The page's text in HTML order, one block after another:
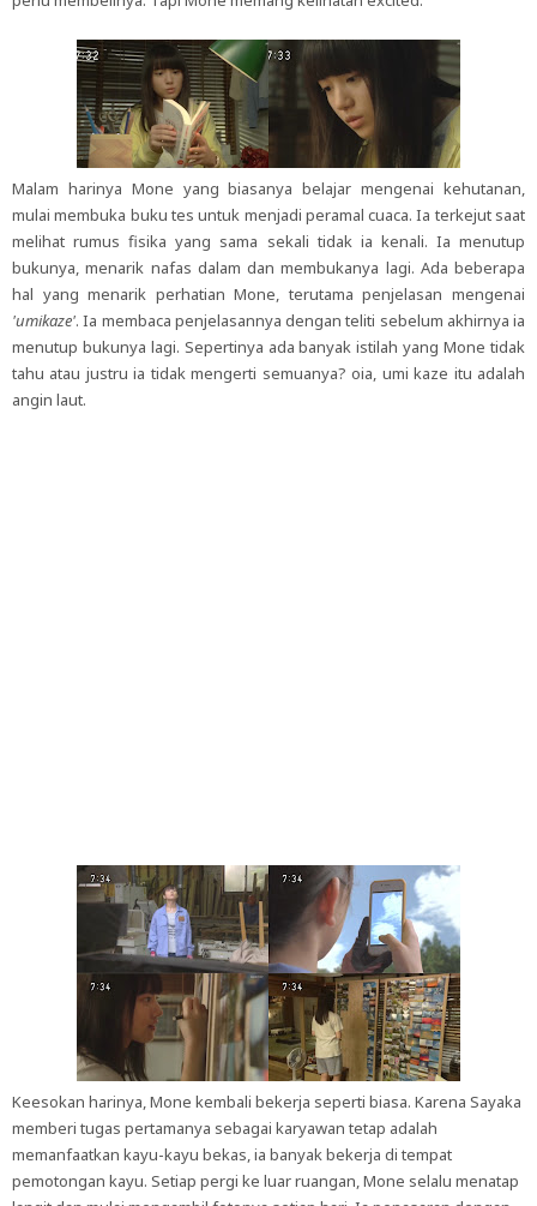
Malam harinya Mone yang biasanya belajar mengenai kehutanan,
mulai membuka buku tes untuk menjadi peramal cuaca. Ia terkejut saat
melihat rumus fisika yang sama sekali tidak ia kenali. Ia menutup
bukunya, menarik nafas dalam dan membukanya lagi. Ada beberapa
hal yang menarik perhatian Mone, terutama penjelasan mengenai
'umikaze'. Ia membaca penjelasannya dengan teliti sebelum akhirnya ia
menutup bukunya lagi. Sepertinya ada banyak istilah yang Mone tidak
tahu atau justru ia tidak mengerti semuanya? oia, umi kaze itu adalah
angin laut.
Keesokan harinya, Mone kembali bekerja seperti biasa. Karena Sayaka
memberi tugas pertamanya sebagai karyawan tetap adalah
memanfaatkan kayu-kayu bekas, ia banyak bekerja di tempat
pemotongan kayu. Setiap pergi ke luar ruangan, Mone selalu menatap